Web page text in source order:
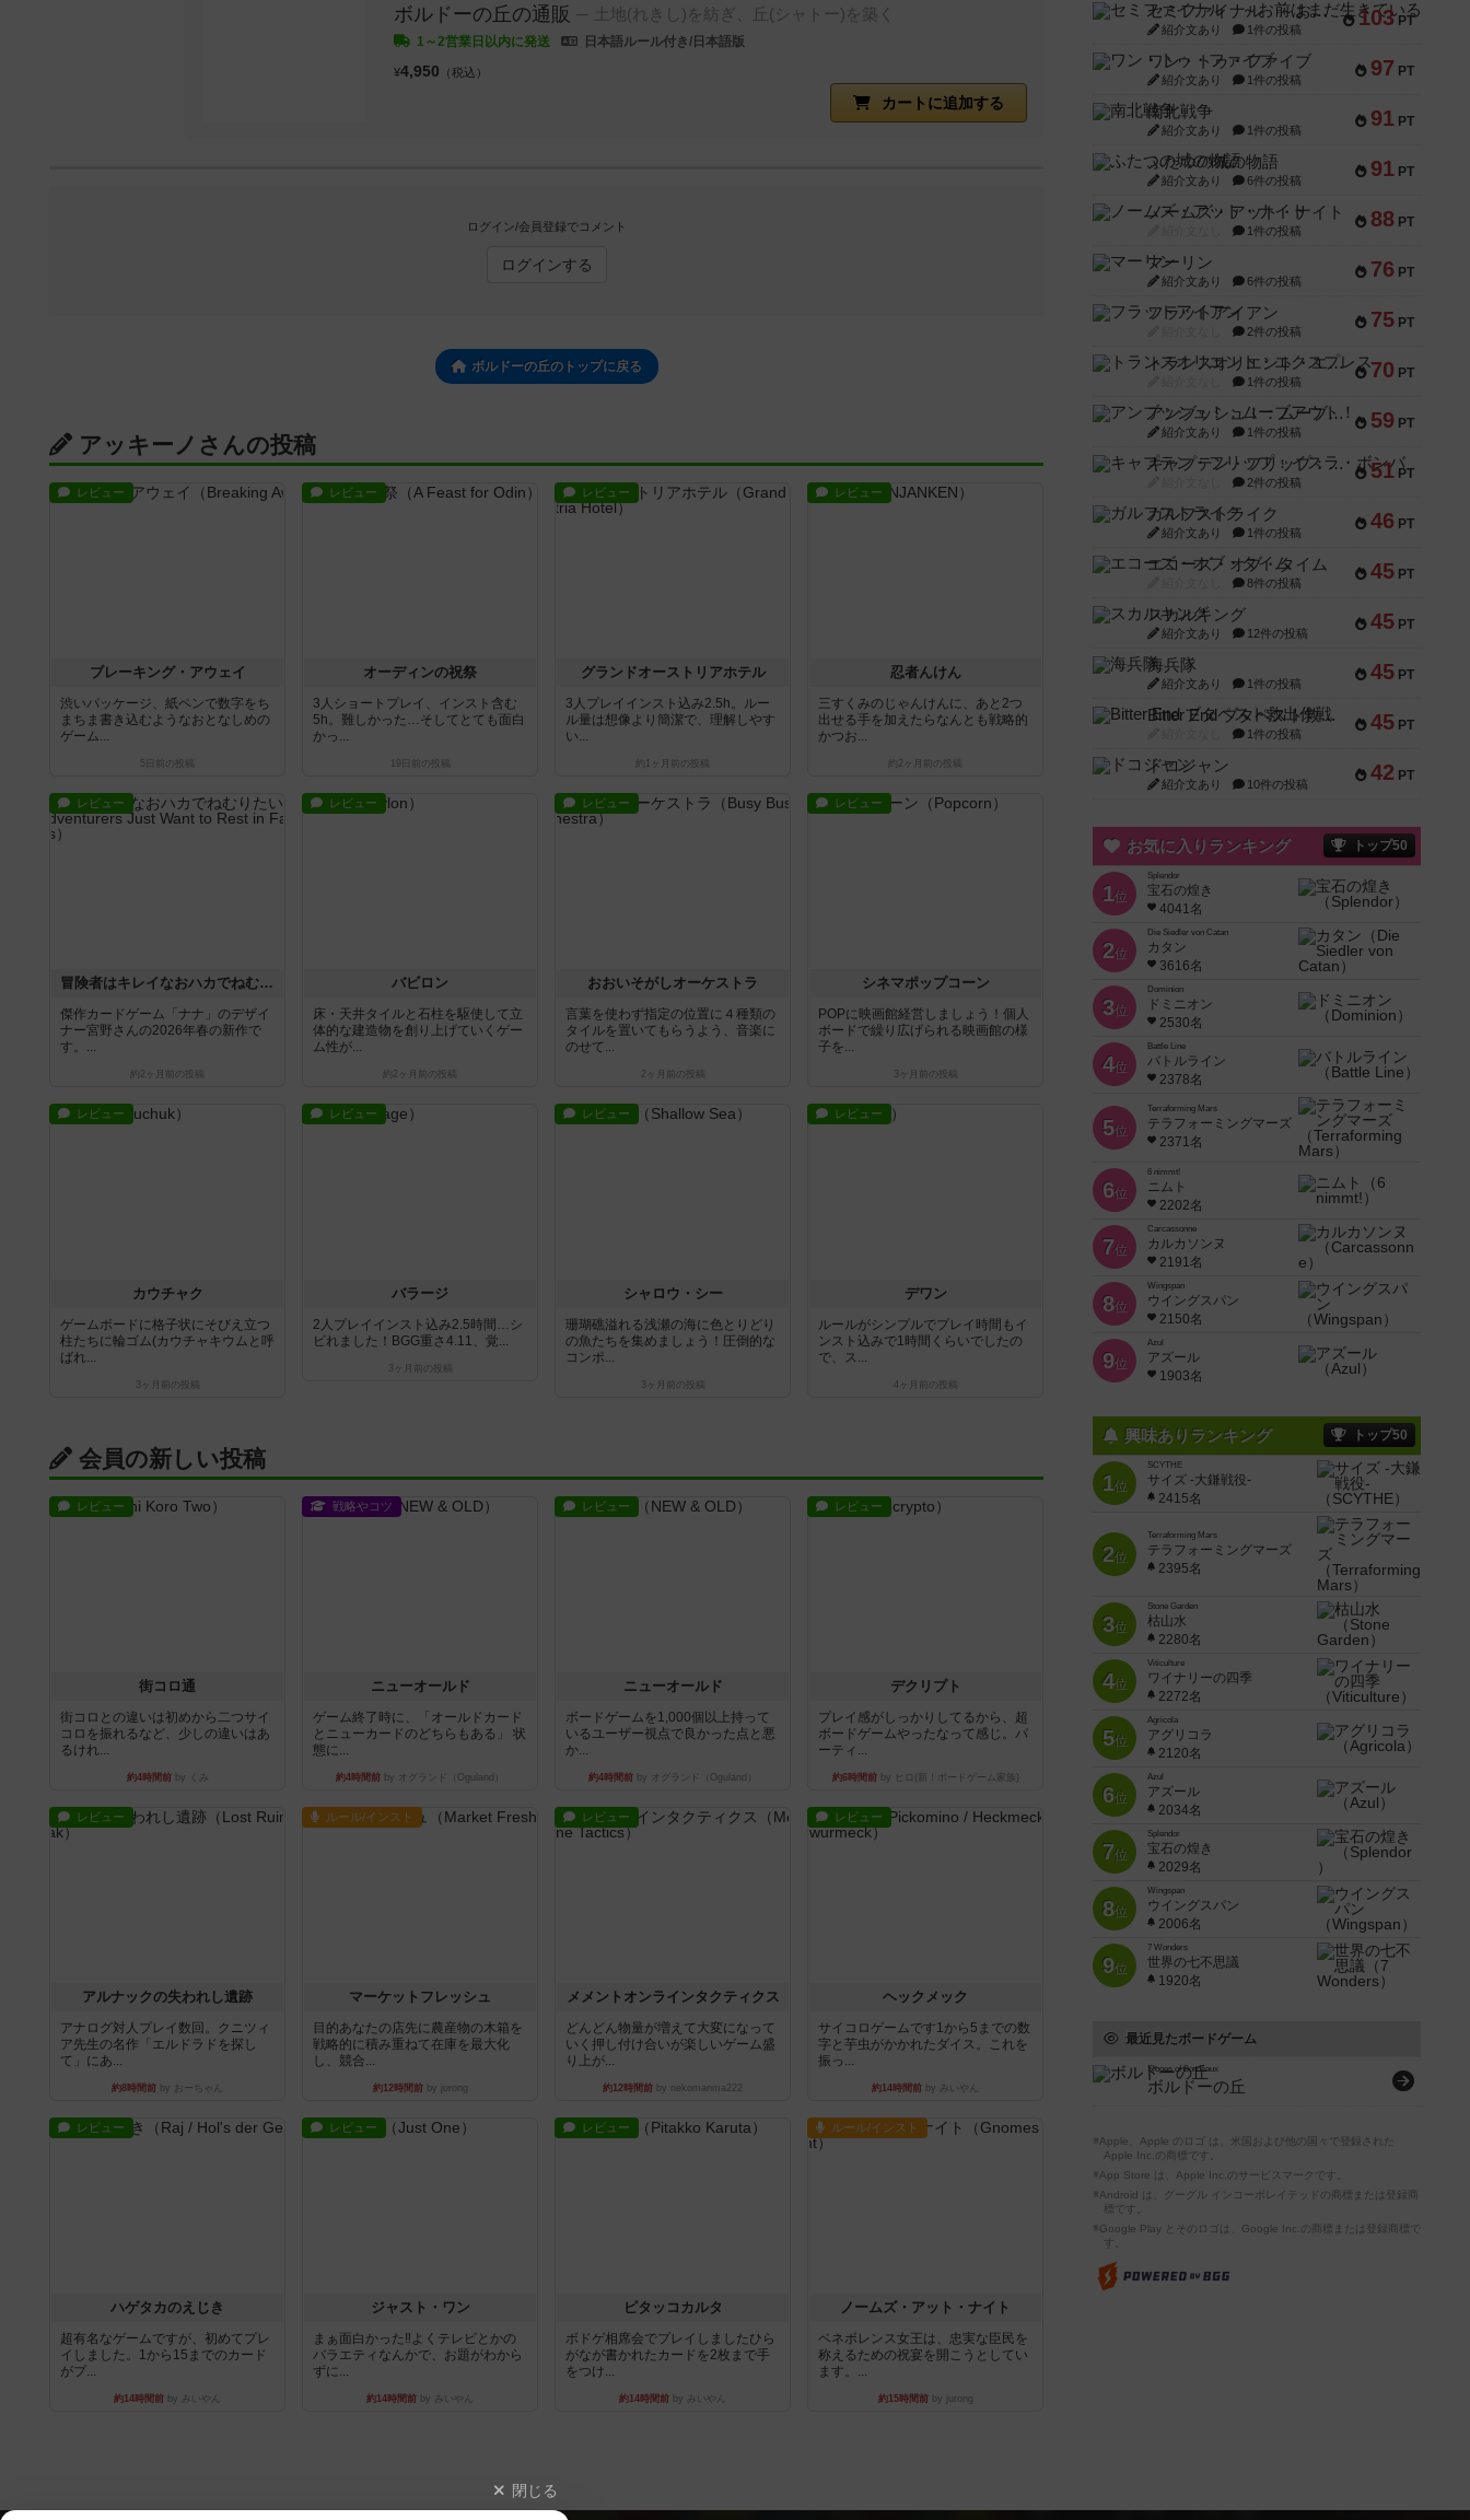
ボルドーの丘の通販 土地(れきし)を紡ぎ、丘(シャトー)を築く
1～2営業日以内に発送 日本語ルール付き/日本語版
カートに追加する
¥4,950 （税込）
ログイン/会員登録でコメント
ログインする
ボルドーの丘のトップに戻る
アッキーノさんの投稿
レビュー
ブレーキング・アウェイ
渋いパッケージ、紙ペンで数字をち
まちま書き込むようなおとなしめの
ゲーム...
5日前 の投稿
レビュー
オーディンの祝祭
3人ショートプレイ、インスト含む
5h。難しかった…そしてとても面白
かっ...
19日前 の投稿
レビュー
グランドオーストリアホテル
3人プレイインスト込み2.5h。ルー
ル量は想像より簡潔で、理解しやす
い...
約1ヶ月前 の投稿
レビュー
忍者んけん
三すくみのじゃんけんに、あと2つ
出せる手を加えたらなんとも戦略的
かつお...
約2ヶ月前 の投稿
レビュー
冒険者はキレイなおハカでねむりたい
傑作カードゲーム「ナナ」のデザイ
ナー宮野さんの2026年春の新作で
す。...
約2ヶ月前 の投稿
レビュー
バビロン
床・天井タイルと石柱を駆使して立
体的な建造物を創り上げていくゲー
ム性が...
約2ヶ月前 の投稿
レビュー
おおいそがしオーケストラ
言葉を使わず指定の位置に４種類の
タイルを置いてもらうよう、音楽に
のせて...
2ヶ月前 の投稿
レビュー
シネマポップコーン
POPに映画館経営しましょう！個人
ボードで繰り広げられる映画館の様
子を...
3ヶ月前 の投稿
レビュー
カウチャク
ゲームボードに格子状にそびえ立つ
柱たちに輪ゴム(カウチャキウムと呼
ばれ...
3ヶ月前 の投稿
レビュー
バラージ
2人プレイインスト込み2.5時間…シ
ビれました！BGG重さ4.11、覚...
3ヶ月前 の投稿
レビュー
シャロウ・シー
珊瑚礁溢れる浅瀬の海に色とりどり
の魚たちを集めましょう！圧倒的な
コンポ...
3ヶ月前 の投稿
レビュー
デワン
ルールがシンプルでプレイ時間もイ
ンスト込みで1時間くらいでしたの
で、ス...
4ヶ月前 の投稿
会員の新しい投稿
レビュー
街コロ通
街コロとの違いは初めから二つサイ
コロを振れるなど、少しの違いはあ
るけれ...
約4時間前by くみ
戦略やコツ
ニューオールド
ゲーム終了時に、「オールドカード
とニューカードのどちらもある」 状
態に...
約4時間前 by オグランド（Oguland）
レビュー
ニューオールド
ボードゲームを1,000個以上持って
いるユーザー視点で良かった点と悪
か...
約4時間前 by オグランド（Oguland）
レビュー
デクリプト
プレイ感がしっかりしてるから、超
ボードゲームやったなって感じ。パ
ーティ...
約6時間前by ヒロ(新！ボードゲーム家族)
レビュー
アルナックの失われし遺跡
アナログ対人プレイ数回。クニツィ
ア先生の名作「エルドラドを探し
て」にあ...
約8時間前 by おーちゃん
ルール/インスト
マーケットフレッシュ
目的あなたの店先に農産物の木箱を
戦略的に積み重ねて在庫を最大化
し、競合...
約12時間前by jurong
レビュー
メメントオンラインタクティクス
どんどん物量が増えて大変になって
いく押し付け合いが楽しいゲーム盛
り上が...
約12時間前 by nekomanma222
レビュー
ヘックメック
サイコロゲームです1から5までの数
字と芋虫がかかれたダイス。これを
振っ...
約14時間前 by みいやん
レビュー
ハゲタカのえじき
超有名なゲームですが、初めてプレ
イしました。1から15までのカード
がプ...
約14時間前 by みいやん
レビュー
ジャスト・ワン
まぁ面白かった‼️よくテレビとかの
バラエティなんかで、お題がわから
ずに...
約14時間前 by みいやん
レビュー
ピタッコカルタ
ボドゲ相席会でプレイしましたひら
がなが書かれたカードを2枚まで手
をつけ...
約14時間前 by みいやん
ルール/インスト
ノームズ・アット・ナイト
ベネボレンス女王は、忠実な臣民を
称えるための祝宴を開こうとしてい
ます。...
約15時間前by jurong
103 PT
セミファイナル ～お前はまだ生きている～
紹介文あり 1件の投稿
97 PT
ワン・トゥ・ファイブ
紹介文あり 1件の投稿
91 PT
南北戦争
紹介文あり 1件の投稿
91 PT
ふたつの城の物語
紹介文あり 6件の投稿
88 PT
ノームズ・アット・ナイト
1件の投稿
76 PT
マーリン
紹介文あり 6件の投稿
75 PT
フラットアイアン
2件の投稿
70 PT
トランスオリエント・エクスプレス
1件の投稿
59 PT
アンブッシュ！：ムーブアウト！
紹介文あり 1件の投稿
51 PT
キャプテン・フリップ：イスラ・ボンバ
2件の投稿
46 PT
ガルフストライク
紹介文あり 1件の投稿
45 PT
エコーズ・オブ・タイム
8件の投稿
45 PT
スカルキング
紹介文あり 12件の投稿
45 PT
海兵隊
紹介文あり 1件の投稿
45 PT
Bitter End ブタペスト救出作戦
1件の投稿
42 PT
ドコジャン
紹介文あり 10件の投稿
お気に入りランキング トップ50
1位
Splendor
宝石の煌き
4041名
2位
Die Siedler von Catan
カタン
3616名
3位
Dominion
ドミニオン
2530名
4位
Battle Line
バトルライン
2378名
5位
Terraforming Mars
テラフォーミングマーズ
2371名
6位
6 nimmt!
ニムト
2202名
7位
Carcassonne
カルカソンヌ
2191名
8位
Wingspan
ウイングスパン
2150名
9位
Azul
アズール
1903名
興味ありランキング トップ50
1位
SCYTHE
サイズ -大鎌戦役-
2415名
2位
Terraforming Mars
テラフォーミングマーズ
2395名
3位
Stone Garden
枯山水
2280名
4位
Viticulture
ワイナリーの四季
2272名
5位
Agricola
アグリコラ
2120名
6位
Azul
アズール
2034名
7位
Splendor
宝石の煌き
2029名
8位
Wingspan
ウイングスパン
2006名
9位
7 Wonders
世界の七不思議
1920名
最近見たボードゲーム
Slopes of Bordeaux
ボルドーの丘
※Apple、Apple のロゴ は、米国および他の国々で登録された
Apple Inc.の商標です。
※App Store は、Apple Inc.のサービスマークです。
※Android は、グーグル インコーポレイテッドの商標または登録商
標です。
※Google Play とそのロゴは、Google Inc.の商標または登録商標で
す。
閉じる